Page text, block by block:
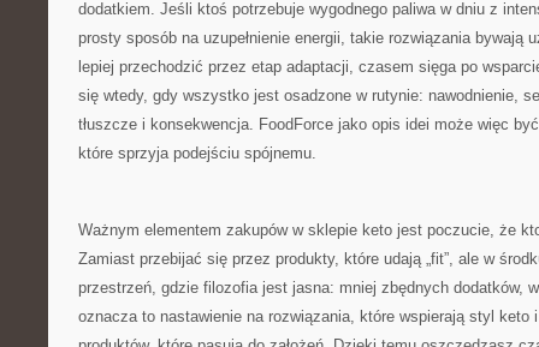
dodatkiem. Jeśli ktoś potrzebuje wygodnego paliwa w dniu z
prosty sposób na uzupełnienie energii, takie rozwiązania bywają
lepiej przechodzić przez etap adaptacji, czasem sięga po
się wtedy, gdy wszystko jest osadzone w rutynie: nawodnienie,
tłuszcze i konsekwencja. FoodForce jako opis idei może więc
które sprzyja podejściu spójnemu.
Ważnym elementem zakupów w sklepie keto jest poczucie, że
Zamiast przebijać się przez produkty, które udają „fit”, ale w
przestrzeń, gdzie filozofia jest jasna: mniej zbędnych dodatków,
oznacza to nastawienie na rozwiązania, które wspierają styl keto